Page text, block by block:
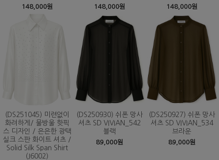
148,000원 148,000원 148,000원
(DS251045) 미련없이
화려하게/ 물방울 핫픽
스 디자인 / 은은한 광택
실크 스판 화이트 셔츠 /
Solid Silk Span Shirt
(J6002)
(DS250930) 쉬폰 망사
셔츠 SD VIVIAN_542
블랙
89,000원
(DS250927) 쉬폰 망사
셔츠 SD VIVIAN_534
브라운
89,000원